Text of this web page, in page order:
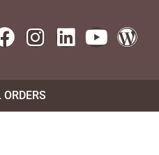
ORDERS